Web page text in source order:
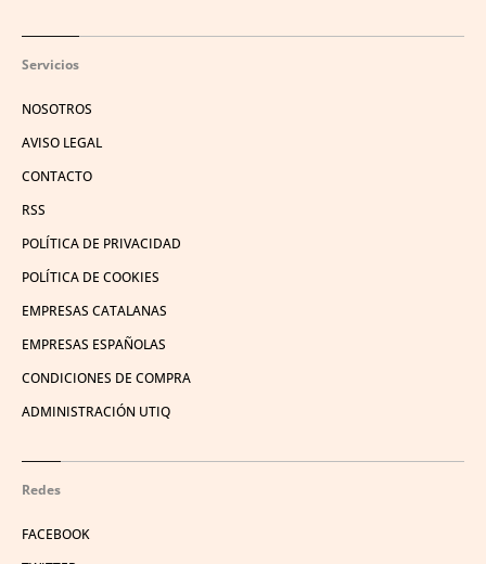
Servicios
NOSOTROS
AVISO LEGAL
CONTACTO
RSS
POLÍTICA DE PRIVACIDAD
POLÍTICA DE COOKIES
EMPRESAS CATALANAS
EMPRESAS ESPAÑOLAS
CONDICIONES DE COMPRA
ADMINISTRACIÓN UTIQ
Redes
FACEBOOK